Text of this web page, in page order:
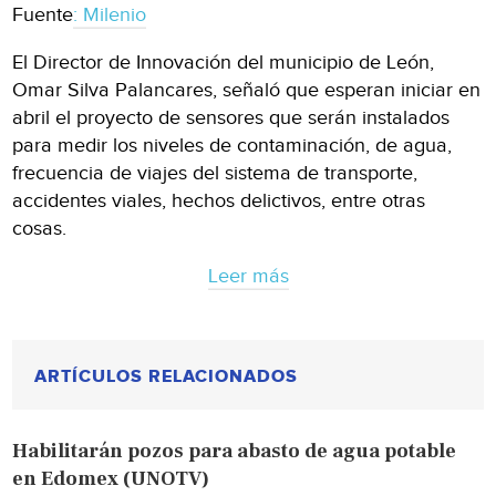
Fuente: Milenio
El Director de Innovación del municipio de León,
Omar Silva Palancares, señaló que esperan iniciar en
abril el proyecto de sensores que serán instalados
para medir los niveles de contaminación, de agua,
frecuencia de viajes del sistema de transporte,
accidentes viales, hechos delictivos, entre otras
cosas.
Leer más
ARTÍCULOS RELACIONADOS
Habilitarán pozos para abasto de agua potable
en Edomex (UNOTV)